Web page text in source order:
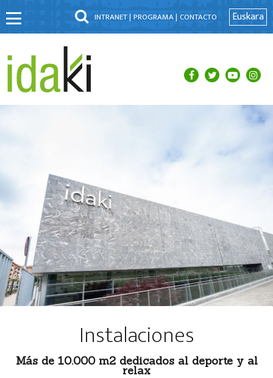
INTRANET | PROGRAMA | CONTACTO Euskara
Instalaciones
Más de 10.000 m2 dedicados al deporte y al
relax